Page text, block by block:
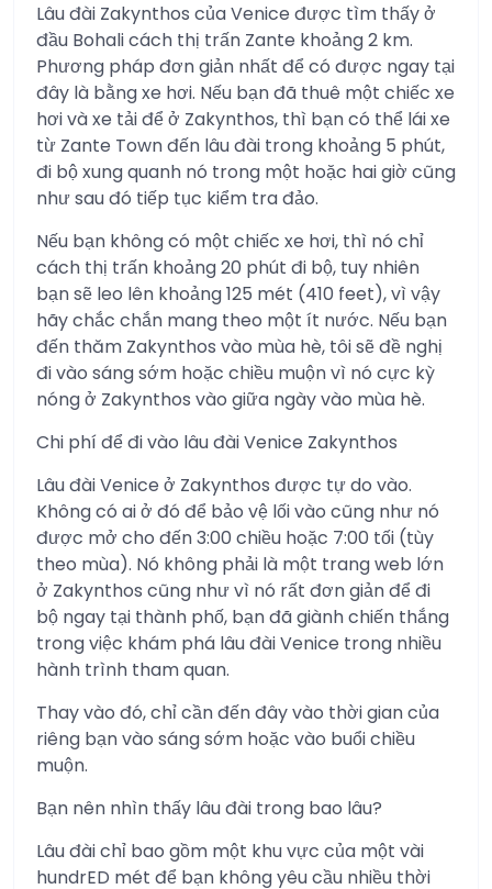
Lâu đài Zakynthos của Venice được tìm thấy ở
đầu Bohali cách thị trấn Zante khoảng 2 km.
Phương pháp đơn giản nhất để có được ngay tại
đây là bằng xe hơi. Nếu bạn đã thuê một chiếc xe
hơi và xe tải để ở Zakynthos, thì bạn có thể lái xe
từ Zante Town đến lâu đài trong khoảng 5 phút,
đi bộ xung quanh nó trong một hoặc hai giờ cũng
như sau đó tiếp tục kiểm tra đảo.
Nếu bạn không có một chiếc xe hơi, thì nó chỉ
cách thị trấn khoảng 20 phút đi bộ, tuy nhiên
bạn sẽ leo lên khoảng 125 mét (410 feet), vì vậy
hãy chắc chắn mang theo một ít nước. Nếu bạn
đến thăm Zakynthos vào mùa hè, tôi sẽ đề nghị
đi vào sáng sớm hoặc chiều muộn vì nó cực kỳ
nóng ở Zakynthos vào giữa ngày vào mùa hè.
Chi phí để đi vào lâu đài Venice Zakynthos
Lâu đài Venice ở Zakynthos được tự do vào.
Không có ai ở đó để bảo vệ lối vào cũng như nó
được mở cho đến 3:00 chiều hoặc 7:00 tối (tùy
theo mùa). Nó không phải là một trang web lớn
ở Zakynthos cũng như vì nó rất đơn giản để đi
bộ ngay tại thành phố, bạn đã giành chiến thắng
trong việc khám phá lâu đài Venice trong nhiều
hành trình tham quan.
Thay vào đó, chỉ cần đến đây vào thời gian của
riêng bạn vào sáng sớm hoặc vào buổi chiều
muộn.
Bạn nên nhìn thấy lâu đài trong bao lâu?
Lâu đài chỉ bao gồm một khu vực của một vài
hundrED mét để bạn không yêu cầu nhiều thời